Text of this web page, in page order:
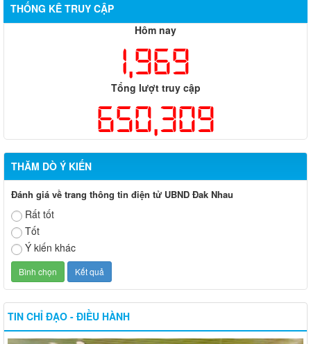
THỐNG KÊ TRUY CẬP
Hôm nay
1,969
Tổng lượt truy cập
650,309
THĂM DÒ Ý KIẾN
Đánh giá về trang thông tin điện tử UBND Đak Nhau
Rất tốt
Tốt
Ý kiến khác
TIN CHỈ ĐẠO - ĐIỀU HÀNH